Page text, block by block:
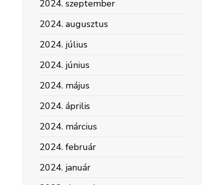
2024. szeptember
2024. augusztus
2024. július
2024. június
2024. május
2024. április
2024. március
2024. február
2024. január